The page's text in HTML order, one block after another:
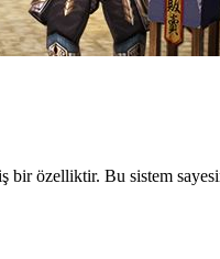
özelliktir. Bu sistem